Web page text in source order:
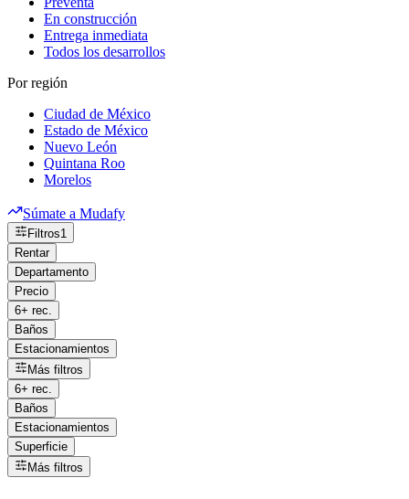
En construcción
Entrega inmediata
Todos los desarrollos
Por región
Ciudad de México
Estado de México
Nuevo León
Quintana Roo
Morelos
Súmate a Mudafy
Filtros1
Rentar
Departamento
Precio
6+ rec.
Baños
Estacionamientos
Más filtros
6+ rec.
Baños
Estacionamientos
Superficie
Más filtros